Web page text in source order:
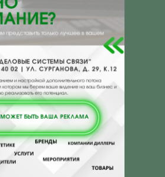
требованиям основных
европейских и азиатских
минеральных добавок
стандартам ASTM D-
фосфатов исключает
накипи что обеспечивает
минеральных добавок ,
износ движущихся